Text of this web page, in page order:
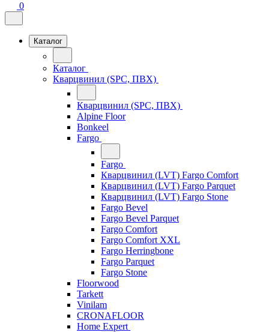
0
Каталог
Каталог
Кварцвинил (SPC, ПВХ)
Кварцвинил (SPC, ПВХ)
Alpine Floor
Bonkeel
Fargo
Fargo
Кварцвинил (LVT) Fargo Comfort
Кварцвинил (LVT) Fargo Parquet
Кварцвинил (LVT) Fargo Stone
Fargo Bevel
Fargo Bevel Parquet
Fargo Comfort
Fargo Comfort XXL
Fargo Herringbone
Fargo Parquet
Fargo Stone
Floorwood
Tarkett
Vinilam
CRONAFLOOR
Home Expert